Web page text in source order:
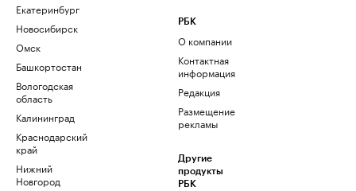
Екатеринбург
Новосибирск
Омск
Башкортостан
Вологодская
область
Калининград
Краснодарский
край
Нижний
Новгород
РБК
О компании
Контактная
информация
Редакция
Размещение
рекламы
Другие
продукты
РБК